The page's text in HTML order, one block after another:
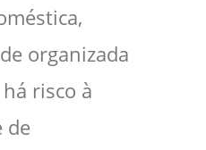
organizada
risco à
de